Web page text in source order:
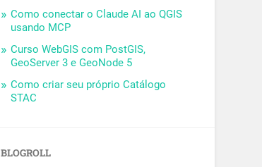
Como conectar o Claude AI ao QGIS
usando MCP
Curso WebGIS com PostGIS,
GeoServer 3 e GeoNode 5
Como criar seu próprio Catálogo
STAC
BLOGROLL